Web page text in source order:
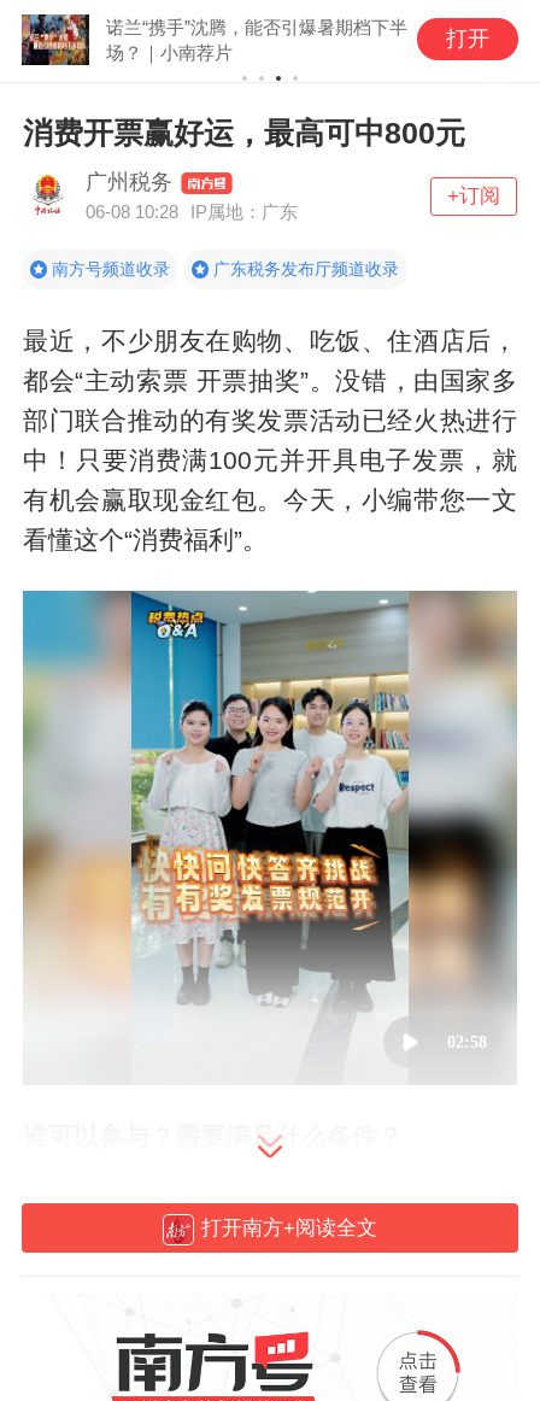
诺兰“携手”沈腾，能否引爆暑期档下半
场？｜小南荐片
打开
消费开票赢好运，最高可中800元
广州税务
06-08 10:28 IP属地：广东
+订阅
南方号频道收录 广东税务发布厅频道收录
最近，不少朋友在购物、吃饭、住酒店后，
都会“主动索票 开票抽奖”。没错，由国家多
部门联合推动的有奖发票活动已经火热进行
中！只要消费满100元并开具电子发票，就
有机会赢取现金红包。今天，小编带您一文
看懂这个“消费福利”。
02:58
谁可以参与？需要满足什么条件？
只要您是个人消费者，在试点城市内消费并
取得符合要求的发票，就可以参与。
1.开票时间：2026年2月6日至7月31日。
打开南方+阅读全文